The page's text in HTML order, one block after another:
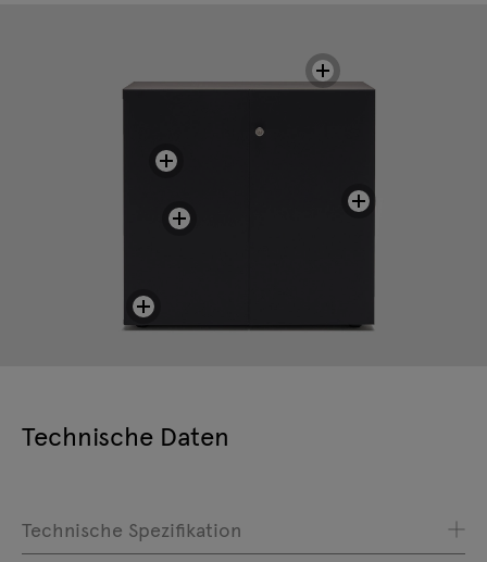
Technische Daten
Technische Spezifikation